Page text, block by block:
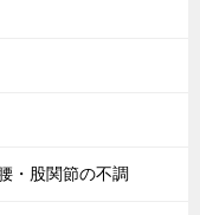
・股関節の不調